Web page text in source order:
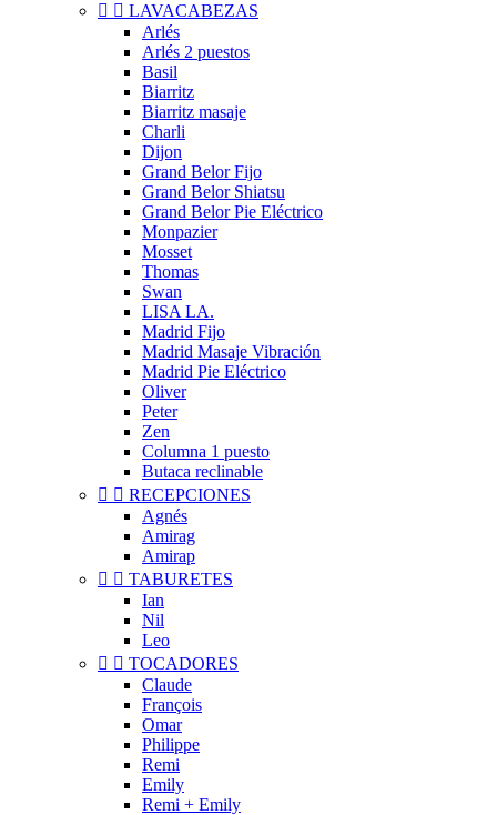
  LAVACABEZAS
Arlés
Arlés 2 puestos
Basil
Biarritz
Biarritz masaje
Charli
Dijon
Grand Belor Fijo
Grand Belor Shiatsu
Grand Belor Pie Eléctrico
Monpazier
Mosset
Thomas
Swan
LISA LA.
Madrid Fijo
Madrid Masaje Vibración
Madrid Pie Eléctrico
Oliver
Peter
Zen
Columna 1 puesto
Butaca reclinable
  RECEPCIONES
Agnés
Amirag
Amirap
  TABURETES
Ian
Nil
Leo
  TOCADORES
Claude
François
Omar
Philippe
Remi
Emily
Remi + Emily